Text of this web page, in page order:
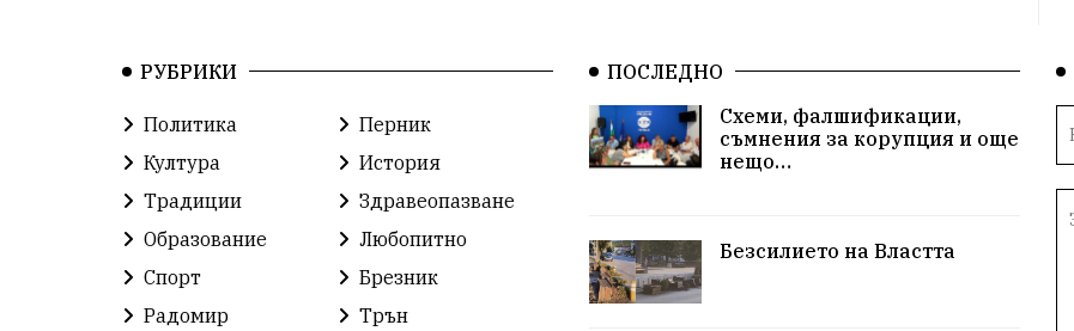
РУБРИКИ
Политика
Перник
Култура
История
Традиции
Здравеопазване
Образование
Любопитно
Спорт
Брезник
Радомир
Трън
ПОСЛЕДНО
Схеми, фалшификации,
съмнения за корупция и още
нещо…
Безсилието на Властта